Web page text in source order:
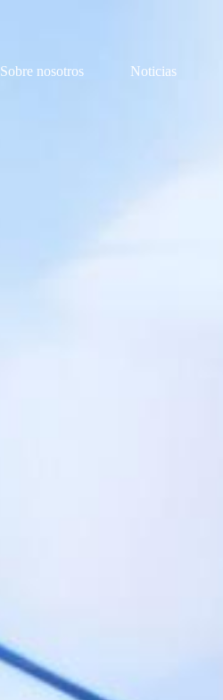
Sobre nosotros Noticias